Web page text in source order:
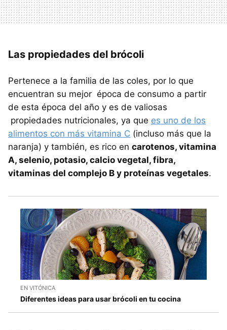
Las propiedades del brócoli
Pertenece a la familia de las coles, por lo que
encuentran su mejor época de consumo a partir
de esta época del año y es de valiosas
propiedades nutricionales, ya que es uno de los
alimentos con más vitamina C (incluso más que la
naranja) y también, es rico en carotenos, vitamina
A, selenio, potasio, calcio vegetal, fibra,
vitaminas del complejo B y proteínas vegetales.
EN VITÓNICA
Diferentes ideas para usar brócoli en tu cocina